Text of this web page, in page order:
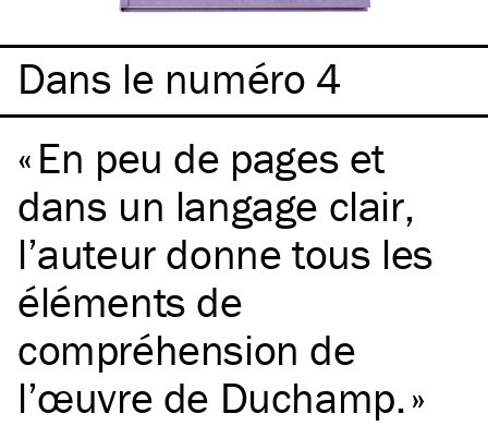
Dans le numéro 4
En peu de pages et
dans un langage clair,
l’auteur donne tous les
éléments de
compréhension de
l’œuvre de Duchamp.